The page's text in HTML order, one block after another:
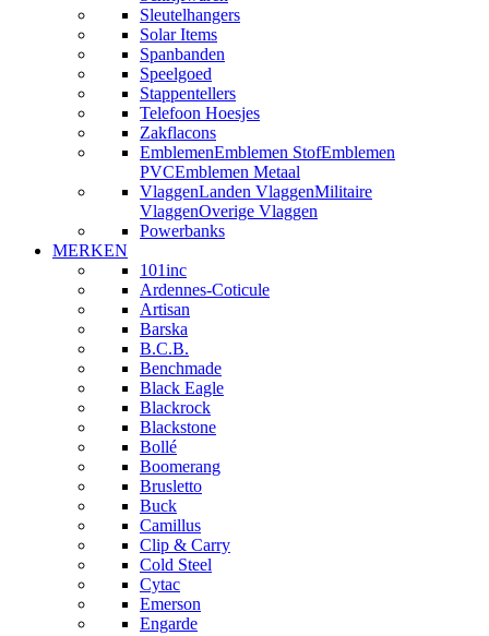
Sleutelhangers
Solar Items
Spanbanden
Speelgoed
Stappentellers
Telefoon Hoesjes
Zakflacons
EmblemenEmblemen StofEmblemen
PVCEmblemen Metaal
VlaggenLanden VlaggenMilitaire
VlaggenOverige Vlaggen
Powerbanks
MERKEN
101inc
Ardennes-Coticule
Artisan
Barska
B.C.B.
Benchmade
Black Eagle
Blackrock
Blackstone
Bollé
Boomerang
Brusletto
Buck
Camillus
Clip & Carry
Cold Steel
Cytac
Emerson
Engarde